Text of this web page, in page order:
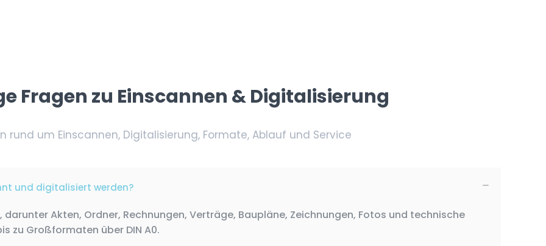
Fragen zu Einscannen & Digitalisierung
rund um Einscannen, Digitalisierung, Formate, Ablauf und Service
und digitalisiert werden?
Akten, Ordner, Rechnungen, Verträge, Baupläne, Zeichnungen, Fotos und technische
zu Großformaten über DIN A0.